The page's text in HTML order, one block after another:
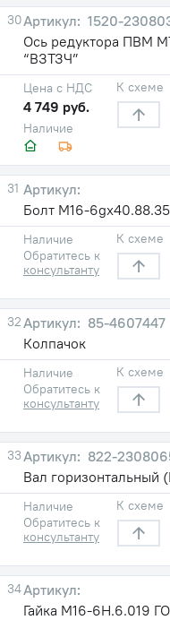
30
1520-
Ось редуктора ПВМ
“ВЗТЗЧ”
Наличие
Цена с НДС
4 749 руб.
К схеме
31
Болт М16-
Наличие
Обратитесь к
консультанту
К схеме
32
85-4607447
Колпачок
Наличие
Обратитесь к
консультанту
К схеме
33
822-
Вал горизонтальный
Наличие
Обратитесь к
консультанту
К схеме
34
Гайка М16-6Н.6.019